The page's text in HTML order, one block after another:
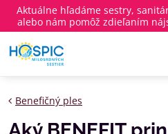
Aktuálne hľadáme sestry,
alebo nám pomôž zdieľaním
Benefičný ples